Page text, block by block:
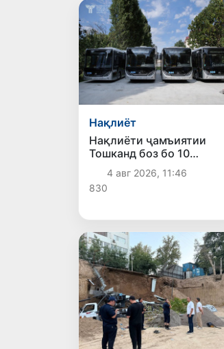
Нақлиёт
Нақлиёти ҷамъиятии
Тошканд боз бо 10
электробуси замонавӣ
пурра шуд
4 авг 2026, 11:46
830